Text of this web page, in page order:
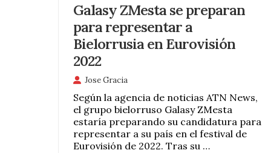
Galasy ZMesta se preparan
para representar a
Bielorrusia en Eurovisión
2022
Jose Gracia
Según la agencia de noticias ATN News,
el grupo bielorruso Galasy ZMesta
estaría preparando su candidatura para
representar a su país en el festival de
Eurovisión de 2022. Tras su …